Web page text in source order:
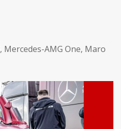
, Mercedes-AMG One, Maro